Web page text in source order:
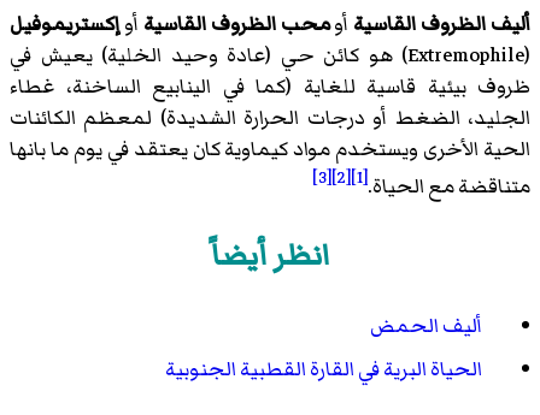
أليف الظروف القاسية أومحب الظروف القاسية أوإكستريموفيل
(
Extremophile)‏ هو كائن حي (عادة وحيد الخلية) يعيش في
ظروف بيئية قاسية للغاية (كما في الينابيع الساخنة، غطاء
الجليد، الضغط أو درجات الحرارة الشديدة) لمعظم الكائنات
الحية الأخرى ويستخدم مواد كيماوية كان يعتقد في يوم ما بانها
متناقضة مع الحياة.[1]
[2]
[3]
انظر أيضاً
أليف الحمض
الحياة البرية في القارة القطبية الجنوبية